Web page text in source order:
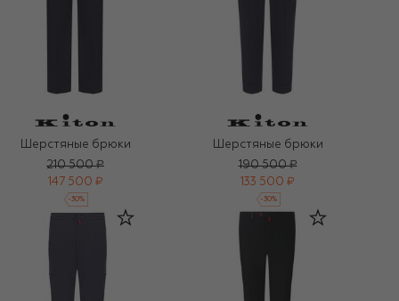
Шерстяные брюки
210 500 ₽
147 500 ₽
-30%
Шерстяные брюки
190 500 ₽
133 500 ₽
-30%